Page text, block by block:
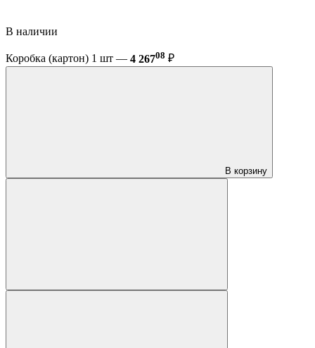
В наличии
Коробка (картон) 1 шт — 4 26708 ₽
В корзину